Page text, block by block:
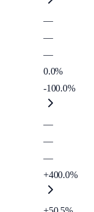
—
—
—
0.0%
-100.0%
—
—
—
+400.0%